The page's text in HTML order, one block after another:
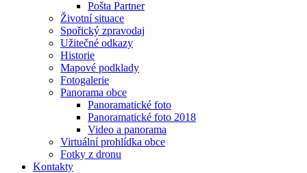
Pošta Partner
Životní situace
Spořický zpravodaj
Užitečné odkazy
Historie
Mapové podklady
Fotogalerie
Panorama obce
Panoramatické foto
Panoramatické foto 2018
Video a panorama
Virtuální prohlídka obce
Fotky z dronu
Kontakty